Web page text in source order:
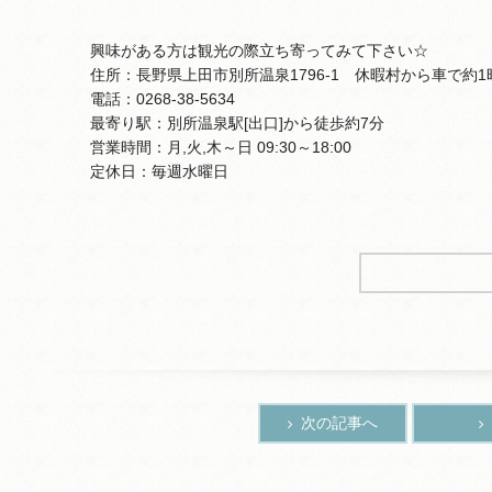
興味がある方は観光の際立ち寄ってみて下さい☆
住所：長野県上田市別所温泉1796-1 休暇村から車で約1
電話：0268-38-5634
最寄り駅：別所温泉駅[出口]から徒歩約7分
営業時間：月,火,木～日 09:30～18:00
定休日：毎週水曜日
次の記事へ